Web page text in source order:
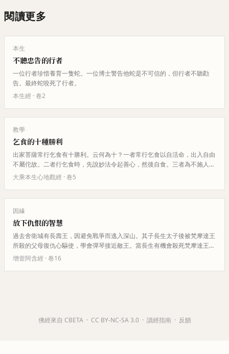
閱讀更多
本生
不聽忠告的行者
一位行者珍惜養育一隻蛇。一位博士警告他蛇是不可信的，但行者不聽勸
告。最終蛇咬死了行者。
本生經 · 卷2
教學
乞食的十種勝利
出家菩薩常行乞食有十勝利。云何為十？一者常行乞食以自活命，出入自由
不屬佗故。二者行乞食時，先說妙法令起善心，然後自食。三者為不施人發
大悲心，為說正法令起捨心而生…
大乘本生心地觀經 · 卷5
因緣
放下仇恨的智慧
過去舍衛城有長壽王，因避免戰爭而逃入深山。其子長生太子後被梵摩達王
所殺的父母復仇心驅使，學會彈琴接近敵王。當長生有機會殺死梵摩達王
時，卻想起父王臨終教誨「怨怨不…
增壹阿含經 · 卷16
佛經來自 CBETA · CC BY-NC-SA 3.0 · 讀經指南 · 反饋